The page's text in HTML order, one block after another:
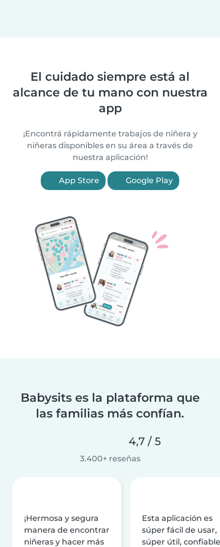
El cuidado siempre está al
alcance de tu mano con nuestra
app
¡Encontrá rápidamente trabajos de niñera y
niñeras disponibles en su área a través de
nuestra aplicación!
App Store Google Play
Babysits es la plataforma que
las familias más confían.
4,7 / 5
3.400+ reseñas
¡Hermosa y segura
manera de encontrar
niñeras y hacer más
Esta aplicación es
súper fácil de usar,
súper útil,